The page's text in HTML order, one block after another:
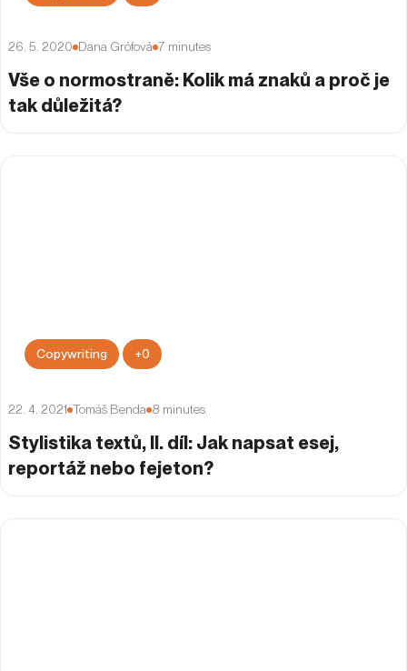
26. 5. 2020 Dana Grófová 7 minutes
Vše o normostraně: Kolik má znaků a proč je
tak důležitá?
22. 4. 2021 Tomáš Benda 8 minutes
Stylistika textů, II. díl: Jak napsat esej,
reportáž nebo fejeton?
Copywriting +0